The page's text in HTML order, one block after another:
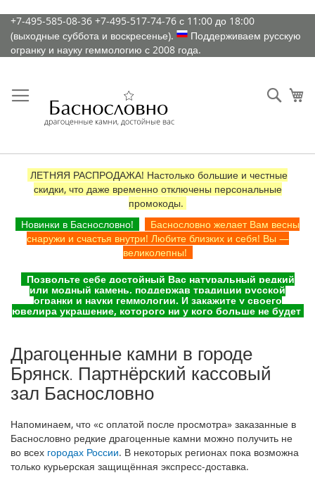
К
содержимому
+7-495-585-08-36 +7-495-517-74-76 с 11:00 до 18:00
(выходные суббота и воскресенье).
Поддерживаем русскую
огранку и науку геммологию с 2008 года.
ЛЕТНЯЯ РАСПРОДАЖА! Настолько большие и честные
скидки, что даже временно отключены персональные
промокоды.
Новинки в Баснословно!
Баснословно желает Вам весны
снаружи и счастья внутри! Любите близких и себя! Вы —
великолепны!
Позвольте себе достойный Вас натуральный редкий
или модный камень, поддержав традиции русской
огранки и науки геммологии. И закажите у своего
ювелира украшение, которого ни у кого больше не будет
Драгоценные камни в городе
Брянск. Партнёрский кассовый
зал Баснословно
Напоминаем, что «с оплатой после просмотра» заказанные в
Баснословно редкие драгоценные камни можно получить не
во всех городах России. В некоторых регионах пока возможна
только курьерская защищённая экспресс-доставка.